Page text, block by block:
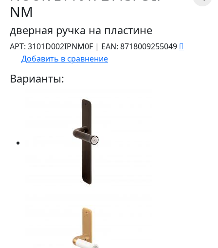
NM
дверная ручка на пластине
АРТ: 3101D002IPNM0F | EAN: 8718009255049
Добавить в сравнение
Варианты: